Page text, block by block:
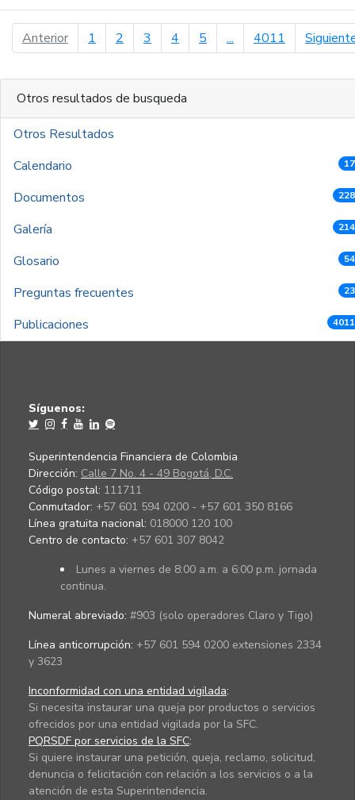
Anteriorpágina anterior
1 2 3 4 5 ... 4011
Otros resultados de busqueda
Otros Resultados
Calendario
Documentos
Galería
Glosario
Preguntas frecuentes
Publicaciones
Síguenos:
Superintendencia Financiera de Colombia
Dirección: Calle 7 No. 4 - 49 Bogotá, D.C.
Código postal: 111711
Conmutador: +57 601 594 0200 - +57 601 350 8166
Línea gratuita nacional: 018000 120 100
Centro de contacto: +57 601 307 8042
Lunes a viernes de 8:00 a.m. a 6:00 p.m. jornada
continua.
Numeral abreviado: #903 (solo operadores Claro y Tigo)
Línea anticorrupción: +57 601 594 0200 extensiones 2334
y 3623
Inconformidad con una entidad vigilada:
Si necesita instaurar una queja por productos o servicios
ofrecidos por una entidad vigilada por la SFC.
PQRSDF por servicios de la SFC:
Si quiere instaurar una petición, queja, reclamo, solicitud,
denuncia o felicitación con relación a los servicios o a la
atención de esta Superintendencia.